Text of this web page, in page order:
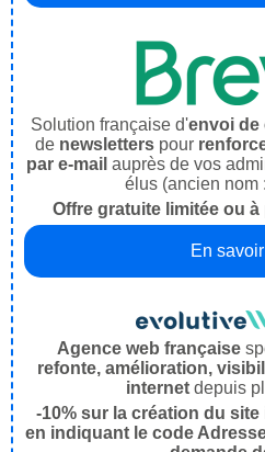
Solution française d'envoi de
de newsletters pour
par e-mail auprès de vos
élus (ancien nom
Offre gratuite limitée ou à
En
Agence web française
refonte, amélioration,
internet depuis
-10% sur la création du
en indiquant le code